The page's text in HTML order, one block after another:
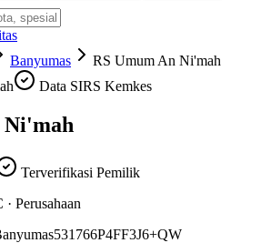
Banyumas
RS Umum An Ni'mah
Data SIRS Kemkes
Ni'mah
Terverifikasi Pemilik
· Perusahaan
531766P4FF3J6+QW